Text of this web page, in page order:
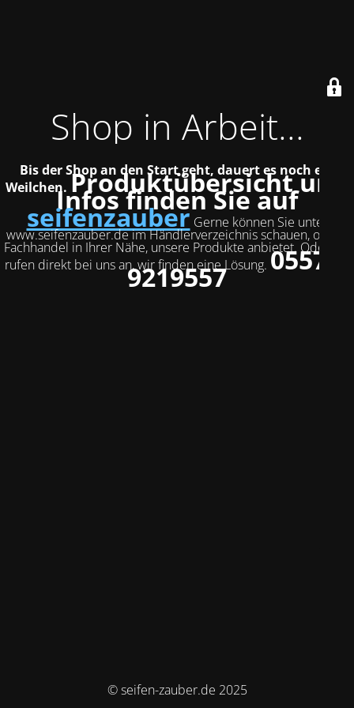
Shop in Arbeit...
Bis der Shop an den Start geht, dauert es noch ein
Weilchen. Produktübersicht und
Infos finden Sie auf
seifenzauber Gerne können Sie unter
www.seifenzauber.de im Händlerverzeichnis schauen, ob ein
Fachhandel in Ihrer Nähe, unsere Produkte anbietet. Oder Sie
rufen direkt bei uns an, wir finden eine Lösung. 05572-
9219557
© seifen-zauber.de 2025